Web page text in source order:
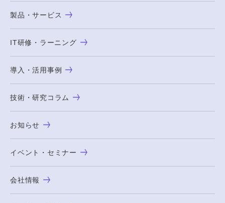
製品・サービス
IT研修・ラーニング
導入・活用事例
技術・研究コラム
お知らせ
イベント・セミナー
会社情報